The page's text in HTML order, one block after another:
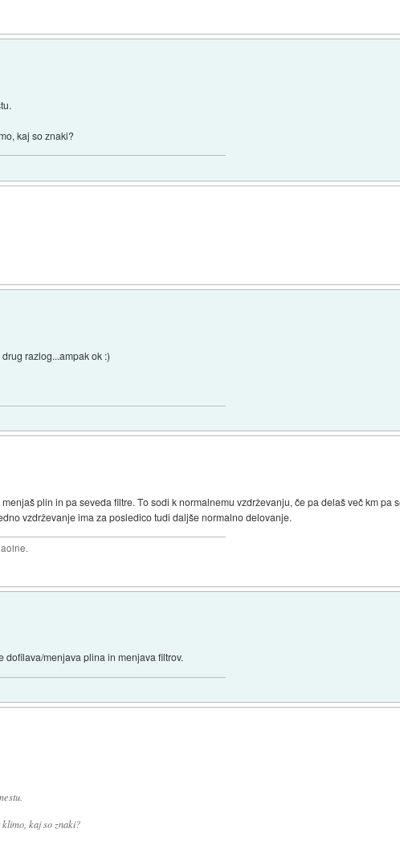
kaj so znaki?
razlog...ampak ok :)
plin in pa seveda filtre. To sodi k normalnemu vzdrževanju, če pa delaš več km pa
vzdrževanje ima za posledico tudi daljše normalno delovanje.
dofilava/menjava plina in menjava filtrov.
kaj so znaki?